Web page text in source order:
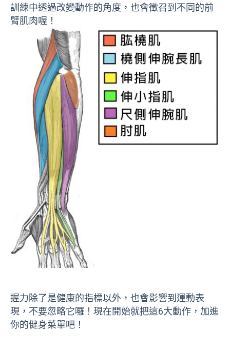
訓練中透過改變動作的角度，也會徵召到不同的前
臂肌肉喔！
握力除了是健康的指標以外，也會影響到運動表
現，不要忽略它囉！現在開始就把這6大動作，加進
你的健身菜單吧！